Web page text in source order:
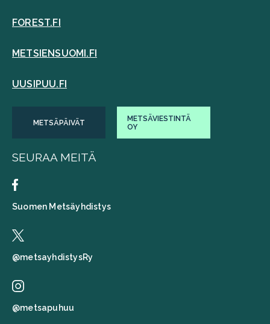
FOREST.FI
METSIENSUOMI.FI
UUSIPUU.FI
METSÄPÄIVÄT
METSÄVIESTINTÄ
OY
SEURAA MEITÄ
Suomen Metsäyhdistys
@metsayhdistysRy
@metsapuhuu